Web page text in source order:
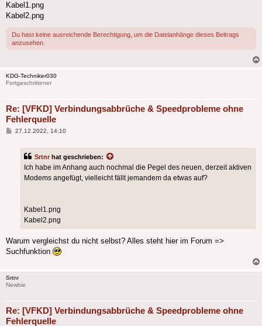
Kabel1.png
Kabel2.png
Du hast keine ausreichende Berechtigung, um die Dateianhänge dieses Beitrags
anzusehen.
KDG-Techniker030
Fortgeschrittener
Re: [VFKD] Verbindungsabbrüche & Speedprobleme ohne
Fehlerquelle
Beitrag
27.12.2022, 14:10
Srtnr hat geschrieben:
Ich habe im Anhang auch nochmal die Pegel des neuen, derzeit aktiven
Modems angefügt, vielleicht fällt jemandem da etwas auf?
Kabel1.png
Kabel2.png
Warum vergleichst du nicht selbst? Alles steht hier im Forum =>
Suchfunktion
Srtnr
Newbie
Re: [VFKD] Verbindungsabbrüche & Speedprobleme ohne
Fehlerquelle